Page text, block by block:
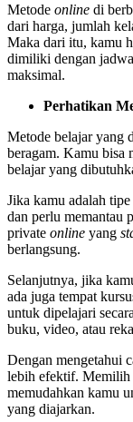
Metode online di
dari harga, jumlah
Maka dari itu, kamu
dimiliki dengan
maksimal.
Perhatikan
Metode belajar yang
beragam. Kamu bisa
belajar yang
Jika kamu adalah
dan perlu memantau
private online yang
berlangsung.
Selanjutnya, jika
ada juga tempat
untuk dipelajari
buku, video, atau
Dengan mengetahui
lebih efektif. Memilih
memudahkan kamu
yang diajarkan.